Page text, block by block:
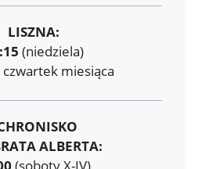
LISZNA:
(niedziela)
czwartek miesiąca
ALBERTA: